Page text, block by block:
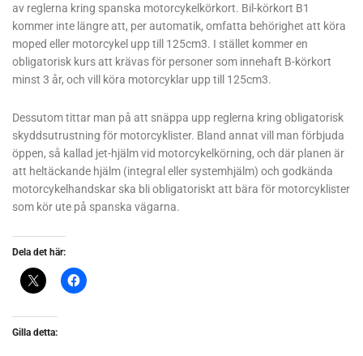
av reglerna kring spanska motorcykelkörkort. Bil-körkort B1
kommer inte längre att, per automatik, omfatta behörighet att köra
moped eller motorcykel upp till 125cm3. I stället kommer en
obligatorisk kurs att krävas för personer som innehaft B-körkort
minst 3 år, och vill köra motorcyklar upp till 125cm3.
Dessutom tittar man på att snäppa upp reglerna kring obligatorisk
skyddsutrustning för motorcyklister. Bland annat vill man förbjuda
öppen, så kallad jet-hjälm vid motorcykelkörning, och där planen är
att heltäckande hjälm (integral eller systemhjälm) och godkända
motorcykelhandskar ska bli obligatoriskt att bära för motorcyklister
som kör ute på spanska vägarna.
Dela det här:
Gilla detta: